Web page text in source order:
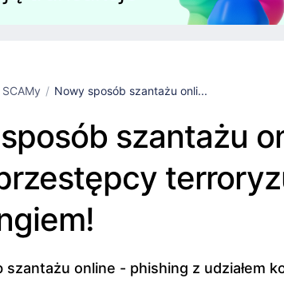
SCAMy Nowy sposób szantażu onli...
szantażu
szantażu online - phishing z udziałem